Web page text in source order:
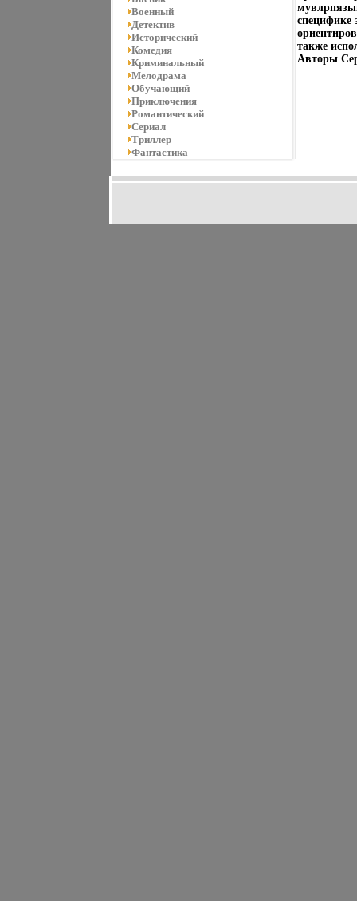
Военный
Детектив
Исторический
Комедия
Криминальный
Мелодрама
Обучающий
Приключения
Романтический
Сериал
Триллер
Фантастика
специфике
также
Авторы